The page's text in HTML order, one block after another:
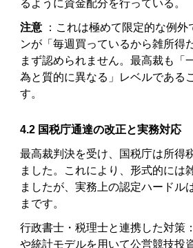
るように資金配分を行っている。
注意 ：これは極めて限定的な例
ンが「毎週買っているから雑所得
まず認められません。最高裁も「
為と質的に異なる」レベルである
す。
4.2 国税庁通達の改正と実務対応
最高裁判決を受け、国税庁は所得
ました。これにより、形式的には
ましたが、実務上の認定ハードル
まです。
行政書士・税理士と連携した対策
や統計モデルを用いて公営競技投